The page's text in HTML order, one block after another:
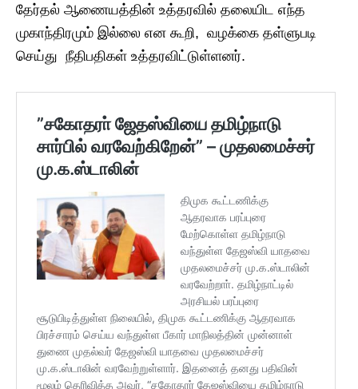
தேர்தல் ஆணையத்தின் உத்தரவில் தலையிட எந்த
முகாந்திரமும் இல்லை என கூறி, வழக்கை தள்ளுபடி
செய்து நீதிபதிகள் உத்தரவிட்டுள்ளனர்.